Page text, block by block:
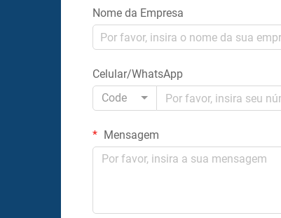
Nome da Empresa
Celular/WhatsApp
Code
Mensagem